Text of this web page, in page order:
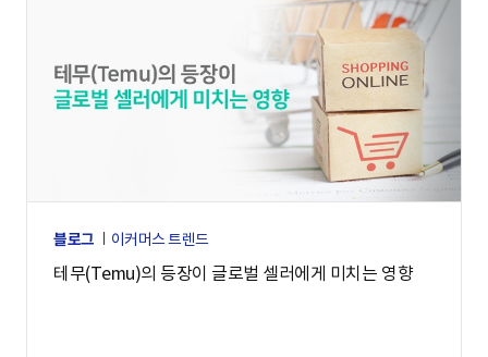
블로그 이커머스 트렌드
테무(Temu)의 등장이 글로벌 셀러에게 미치는 영향